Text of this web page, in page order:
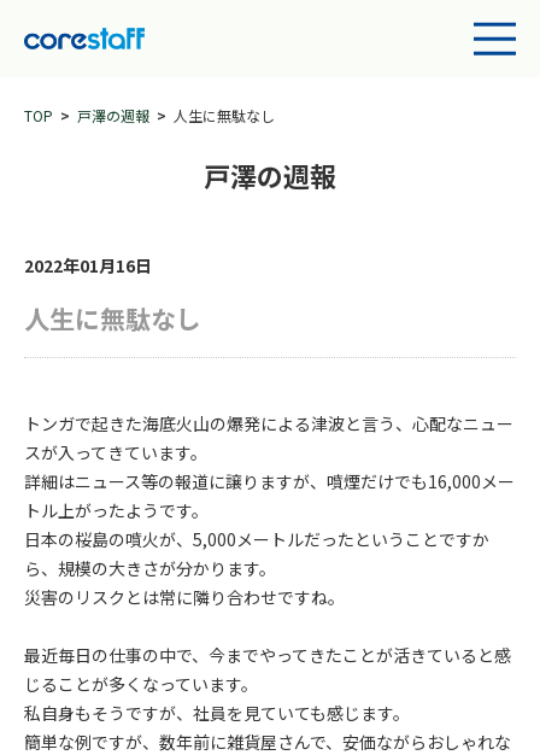
TOP 戸澤の週報 人生に無駄なし
戸澤の週報
2022年01月16日
人生に無駄なし
トンガで起きた海底火山の爆発による津波と言う、心配なニュー
スが入ってきています。
詳細はニュース等の報道に譲りますが、噴煙だけでも16,000メー
トル上がったようです。
日本の桜島の噴火が、5,000メートルだったということですか
ら、規模の大きさが分かります。
災害のリスクとは常に隣り合わせですね。
最近毎日の仕事の中で、今までやってきたことが活きていると感
じることが多くなっています。
私自身もそうですが、社員を見ていても感じます。
簡単な例ですが、数年前に雑貨屋さんで、安価ながらおしゃれな